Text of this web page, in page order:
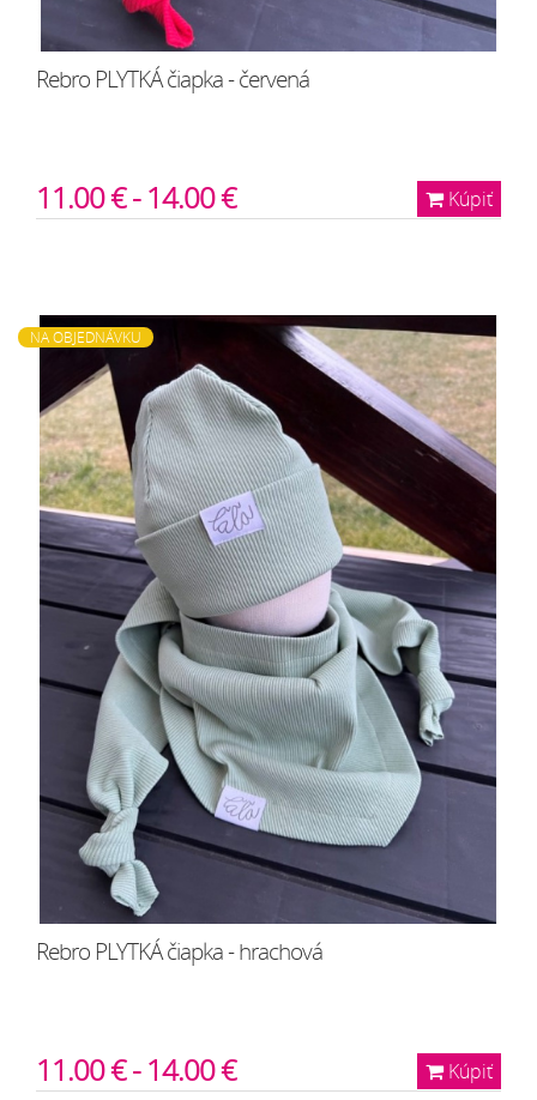
Rebro PLYTKÁ čiapka - červená
Kúpiť
11.00 € - 14.00 €
NA OBJEDNÁVKU
Rebro PLYTKÁ čiapka - hrachová
Kúpiť
11.00 € - 14.00 €